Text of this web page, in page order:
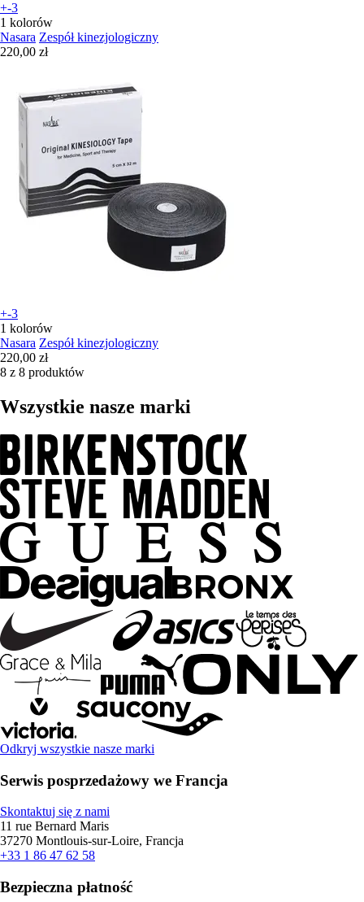
+-3
1 kolorów
Nasara Zespół kinezjologiczny
220,00 zł
+-3
1 kolorów
Nasara Zespół kinezjologiczny
220,00 zł
8 z 8 produktów
Wszystkie nasze marki
Odkryj wszystkie nasze marki
Serwis posprzedażowy we Francja
Skontaktuj się z nami
11 rue Bernard Maris
37270 Montlouis-sur-Loire, Francja
+33 1 86 47 62 58
Bezpieczna płatność